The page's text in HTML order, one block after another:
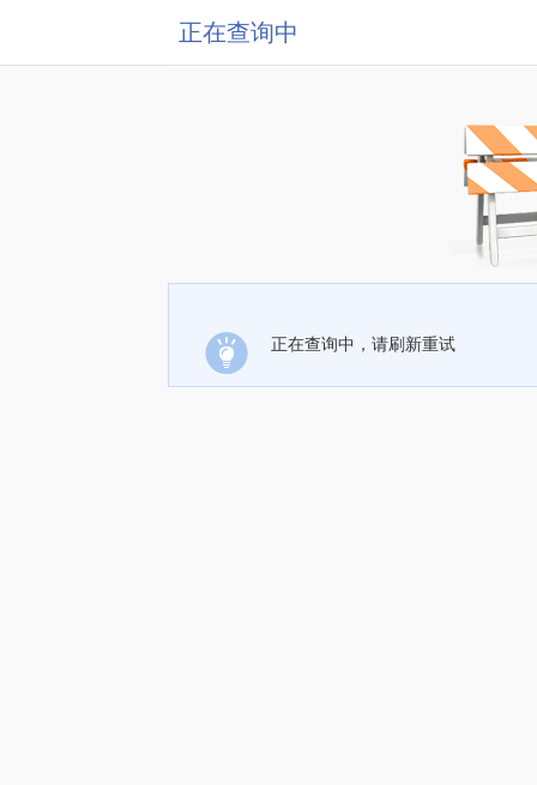
正在查询中
正在查询中，请刷新重试